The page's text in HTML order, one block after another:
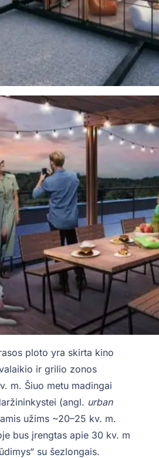
ploto yra skirta kino
ir grilio zonos
m. Šiuo metu madingai
(angl. urban
užims ~20–25 kv. m.
bus įrengtas apie 30 kv. m
su šezlongais.